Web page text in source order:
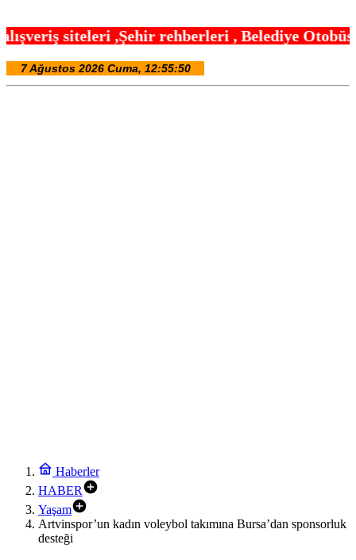
,Şehir rehberleri , Belediye
Haberler
HABER
Yaşam
Artvinspor’un kadın voleybol takımına Bursa’dan sponsorluk
desteği